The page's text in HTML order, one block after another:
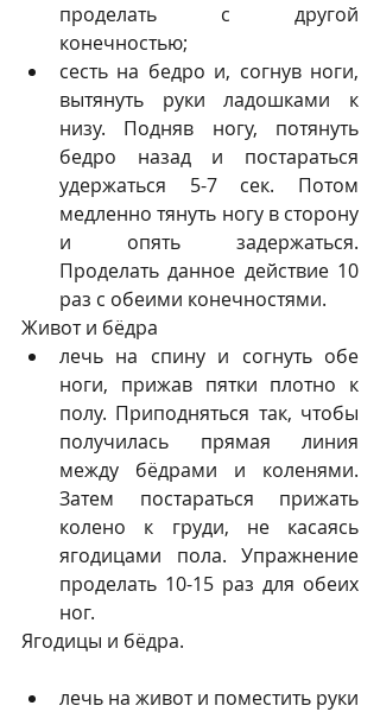
проделать с другой
конечностью;
сесть на бедро и, согнув ноги,
вытянуть руки ладошками к
низу. Подняв ногу, потянуть
бедро назад и постараться
удержаться 5-7 сек. Потом
медленно тянуть ногу в сторону
и опять задержаться.
Проделать данное действие 10
раз с обеими конечностями.
Живот и бёдра
лечь на спину и согнуть обе
ноги, прижав пятки плотно к
полу. Приподняться так, чтобы
получилась прямая линия
между бёдрами и коленями.
Затем постараться прижать
колено к груди, не касаясь
ягодицами пола. Упражнение
проделать 10-15 раз для обеих
ног.
Ягодицы и бёдра.
лечь на живот и поместить руки